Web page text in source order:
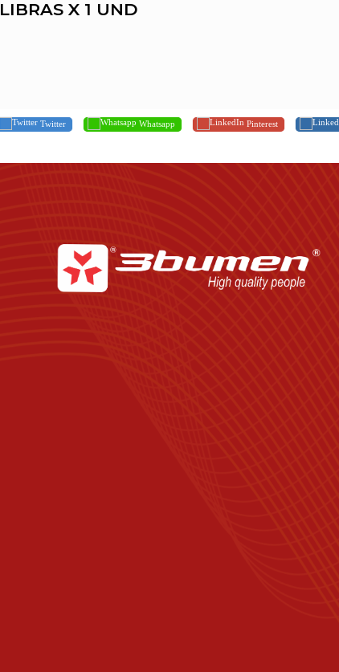
LIBRAS X 1 UND
Twitter Whatsapp Pinterest